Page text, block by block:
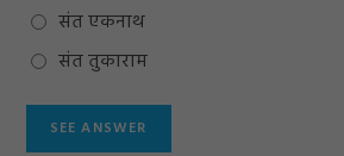
संत एकनाथ
संत तुकाराम